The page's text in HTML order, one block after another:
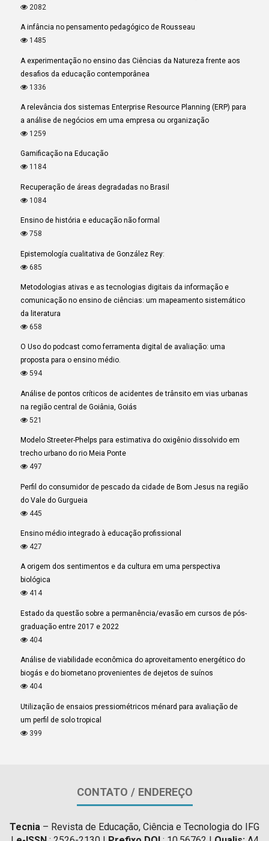
2082
A infância no pensamento pedagógico de Rousseau
1485
A experimentação no ensino das Ciências da Natureza frente aos
desafios da educação contemporânea
1336
A relevância dos sistemas Enterprise Resource Planning (ERP) para
a análise de negócios em uma empresa ou organização
1259
Gamificação na Educação
1184
Recuperação de áreas degradadas no Brasil
1084
Ensino de história e educação não formal
758
Epistemología cualitativa de González Rey:
685
Metodologias ativas e as tecnologias digitais da informação e
comunicação no ensino de ciências: um mapeamento sistemático
da literatura
658
O Uso do podcast como ferramenta digital de avaliação: uma
proposta para o ensino médio.
594
Análise de pontos críticos de acidentes de trânsito em vias urbanas
na região central de Goiânia, Goiás
521
Modelo Streeter-Phelps para estimativa do oxigênio dissolvido em
trecho urbano do rio Meia Ponte
497
Perfil do consumidor de pescado da cidade de Bom Jesus na região
do Vale do Gurgueia
445
Ensino médio integrado à educação profissional
427
A origem dos sentimentos e da cultura em uma perspectiva
biológica
414
Estado da questão sobre a permanência/evasão em cursos de pós-
graduação entre 2017 e 2022
404
Análise de viabilidade econômica do aproveitamento energético do
biogás e do biometano provenientes de dejetos de suínos
404
Utilização de ensaios pressiométricos ménard para avaliação de
um perfil de solo tropical
399
CONTATO / ENDEREÇO
Tecnia – Revista de Educação, Ciência e Tecnologia do IFG